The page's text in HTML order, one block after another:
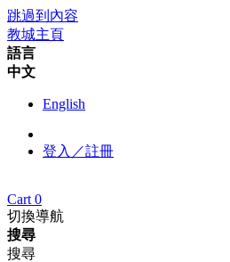
跳過到內容
教城主頁
語言
中文
English
登入／註冊
Cart 0
切換導航
搜尋
搜尋